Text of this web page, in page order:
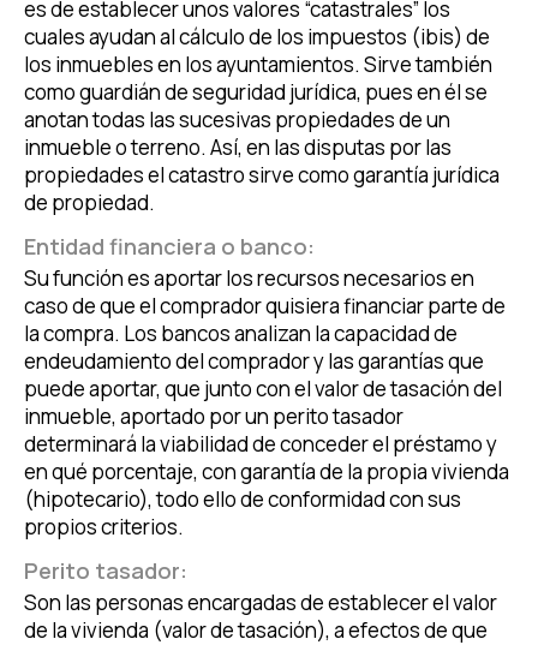
es de establecer unos valores “catastrales” los
cuales ayudan al cálculo de los impuestos (ibis) de
los inmuebles en los ayuntamientos. Sirve también
como guardián de seguridad jurídica, pues en él se
anotan todas las sucesivas propiedades de un
inmueble o terreno. Así, en las disputas por las
propiedades el catastro sirve como garantía jurídica
de propiedad.
Entidad financiera o banco:
Su función es aportar los recursos necesarios en
caso de que el comprador quisiera financiar parte de
la compra. Los bancos analizan la capacidad de
endeudamiento del comprador y las garantías que
puede aportar, que junto con el valor de tasación del
inmueble, aportado por un perito tasador
determinará la viabilidad de conceder el préstamo y
en qué porcentaje, con garantía de la propia vivienda
(hipotecario), todo ello de conformidad con sus
propios criterios.
Perito tasador:
Son las personas encargadas de establecer el valor
de la vivienda (valor de tasación), a efectos de que